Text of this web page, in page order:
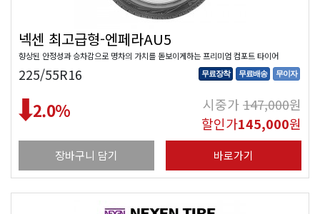
넥센 최고급형-엔페라AU5
향상된 안정성과 승차감으로 명차의 가치를 돋보이게하는 프리미엄 컴포트 타이어
225/55R16 무료장착 무료배송 무이자
2.0% 시중가147,000원
할인가145,000원
장바구니 담기 바로가기